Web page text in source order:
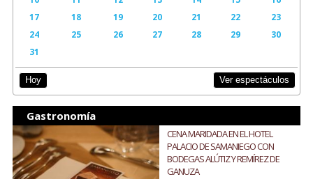
17
18 19 20 21 22
23
24
25 26 27 28 29
30
31
Hoy Ver espectáculos
Gastronomía
CENA MARIDADA EN EL HOTEL
PALACIO DE SAMANIEGO CON
BODEGAS ALÚTIZ Y REMÍREZ DE
GANUZA